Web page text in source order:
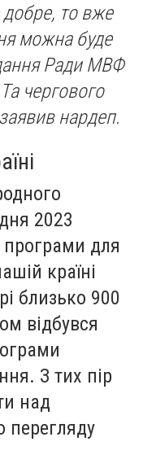
то вже
можна буде
Ради МВФ
чергового
нардеп.
2023
програми для
країні
близько 900
відбувся
З тих пір
над
перегляду